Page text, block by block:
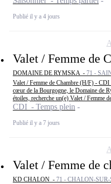
Publié il y a 4 jours
Valet / Femme de
DOMAINE DE RYMSKA - 71 -
Valet / Femme de Chambre (H/F) -
cœur de la Bourgogne, le Domaine de
étoiles, recherche un(e) Valet / Femme
CDI - Temps plein
Publié il y a 7 jours
Valet / Femme de
KD CHALON - 71 - CHALON-